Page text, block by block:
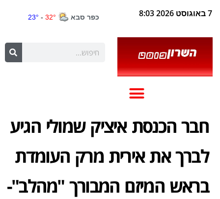
7 באוגוסט 2026 8:03
חבר הכנסת איציק שמולי הגיע
לברך את אירית מרק העומדת
בראש המיזם המבורך "מהלב"-